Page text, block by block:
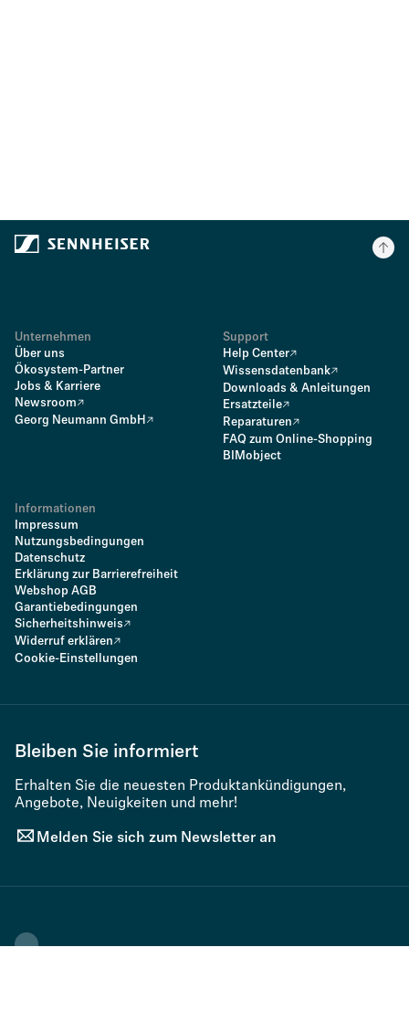
Unternehmen
Über uns
Ökosystem-Partner
Jobs & Karriere
Newsroom
Georg Neumann GmbH
Support
Help Center
Wissensdatenbank
Downloads & Anleitungen
Ersatzteile
Reparaturen
FAQ zum Online-Shopping
BIMobject
Informationen
Impressum
Nutzungsbedingungen
Datenschutz
Erklärung zur Barrierefreiheit
Webshop AGB
Garantiebedingungen
Sicherheitshinweis
Widerruf erklären
Cookie-Einstellungen
Bleiben Sie informiert
Erhalten Sie die neuesten Produktankündigungen,
Angebote, Neuigkeiten und mehr!
Melden Sie sich zum Newsletter an